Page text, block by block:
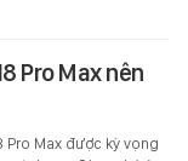
Pro Max nên
Pro Max được kỳ vọng